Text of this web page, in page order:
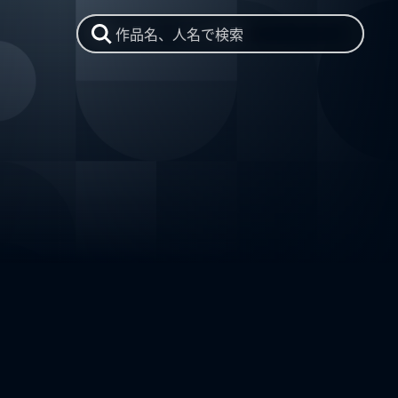
作品名、人名で検索